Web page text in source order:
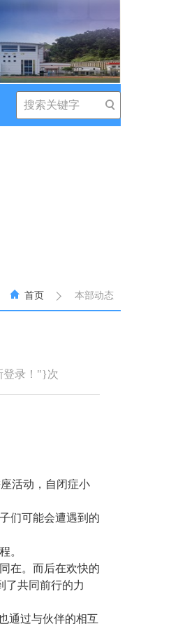
首页 本部动态
登录！"}次
活动，自闭症小
们可能会遭遇到的
。
在。而后在欢快的
了共同前行的力
通过与伙伴的相互